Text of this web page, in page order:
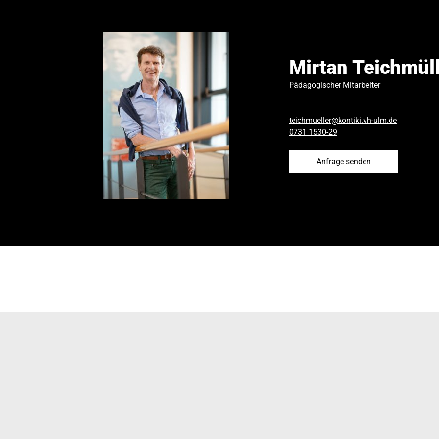
Mirtan
Pädagogischer Mitarbeiter
teichmueller@kontiki.vh-ulm.de
0731 1530-29
Anfrage senden